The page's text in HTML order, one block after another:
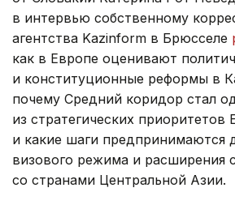
в интервью собственному
агентства Kazinform в Брюсселе
как в Европе оценивают
и конституционные реформы в
почему Средний коридор стал
из стратегических приоритетов
и какие шаги предпринимаются
визового режима и расширения
со странами Центральной Азии.